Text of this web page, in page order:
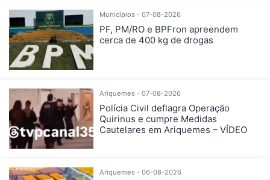
Municípios - 07-08-2026
PF, PM/RO e BPFron apreendem
cerca de 400 kg de drogas
Ariquemes - 07-08-2026
Polícia Civil deflagra Operação
Quirinus e cumpre Medidas
Cautelares em Ariquemes – VÍDEO
Ariquemes - 06-08-2026